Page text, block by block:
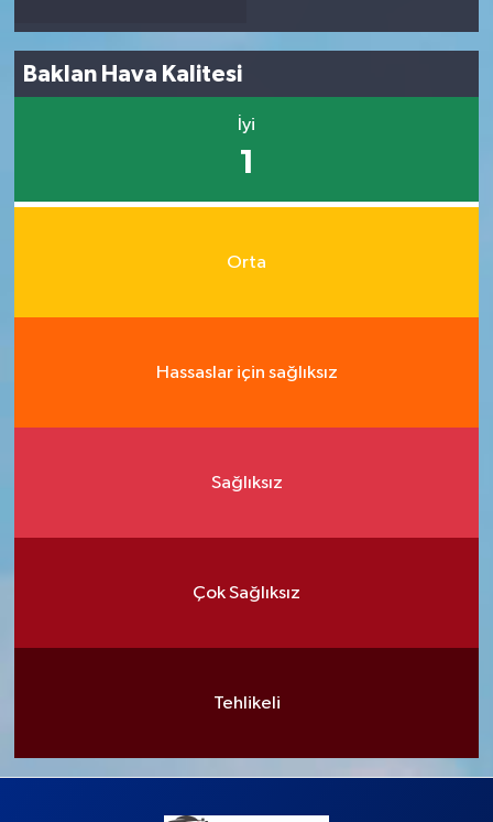
Baklan Hava Kalitesi
İyi
1
Orta
Hassaslar için sağlıksız
Sağlıksız
Çok Sağlıksız
Tehlikeli